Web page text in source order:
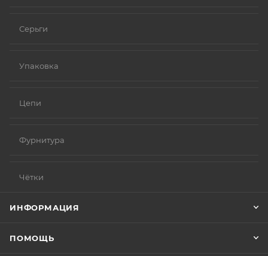
Серьги
Упаковка
Цепи
Фурнитура
Чётки
ИНФОРМАЦИЯ
ПОМОЩЬ